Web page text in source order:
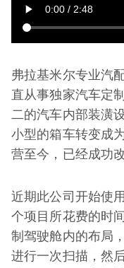
弗拉基米尔专业汽
直从事独家汽车定
二的汽车内部装潢
小型的箱车转变成
营至今，已经成功
近期此公司开始使
个项目所花费的时
制驾驶舱内的布局
进行一次扫描，然